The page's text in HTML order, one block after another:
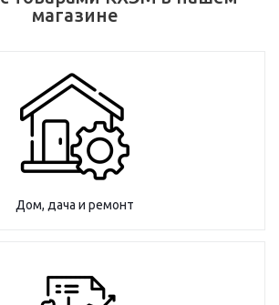
магазине
Дом, дача и ремонт